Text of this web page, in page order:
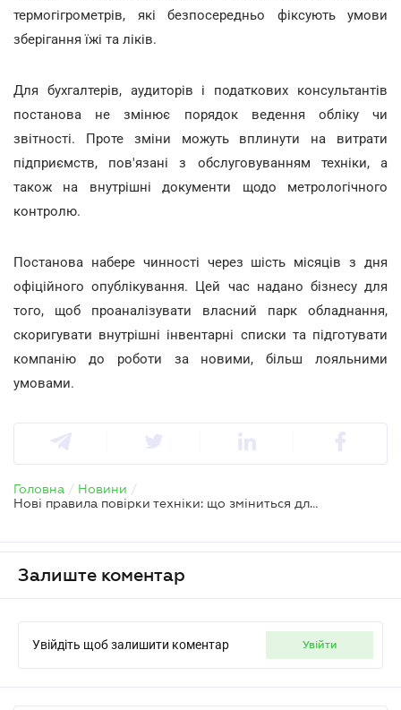
термогігрометрів, які безпосередньо фіксують умови
зберігання їжі та ліків.
Для бухгалтерів, аудиторів і податкових консультантів
постанова не змінює порядок ведення обліку чи
звітності. Проте зміни можуть вплинути на витрати
підприємств, пов'язані з обслуговуванням техніки, а
також на внутрішні документи щодо метрологічного
контролю.
Постанова набере чинності через шість місяців з дня
офіційного опублікування. Цей час надано бізнесу для
того, щоб проаналізувати власний парк обладнання,
скоригувати внутрішні інвентарні списки та підготувати
компанію до роботи за новими, більш лояльними
умовами.
Головна / Новини /
Нові правила повірки техніки: що зміниться для бізнесу
Залиште коментар
Увійдіть щоб залишити коментар увійти